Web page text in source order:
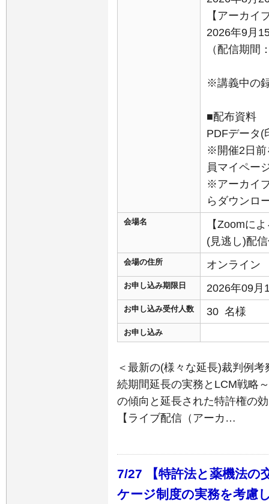
【アーカイ
2026年9月
（配信期間
※講義中の
■配布資料
PDFデータ(
※開催2日前
員マイペー
※アーカイ
らダウンロ
会場名
【Zoomに
(見逃し)配
会場の住所 オンライン
お申し込み期限日 2026年09月
お申し込み受付人数 30 名様
お申し込み
＜最新の(様々な延長)裁判例
続期間延長の実務とLCM戦略
の傾向と延長された特許権の
【ライブ配信（アーカ…
7/27 【特許法と薬機法の
ケージ制度の実務を考慮